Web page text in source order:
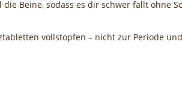
Beine, sodass es dir schwer fällt ohne
vollstopfen – nicht zur Periode